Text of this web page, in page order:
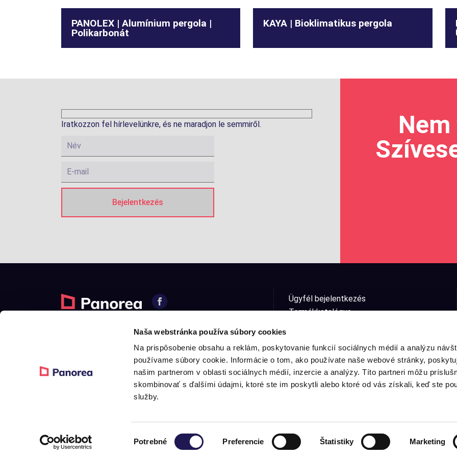
Naša webstránka používa súbory cookies
Na prispôsobenie obsahu a reklám, poskytovanie funkcií sociálnych médií a analýzu
používame súbory cookie. Informácie o tom, ako používate naše webové stránky,
našim partnerom v oblasti sociálnych médií, inzercie a analýzy. Títo partneri môžu
skombinovať s ďalšími údajmi, ktoré ste im poskytli alebo ktoré od vás získali, keď ste
služby.
Potrebné Preferencie Štatistiky Marketing
PANOLEX | Alumínium pergola |
Polikarbonát
KAYA | Bioklimatikus pergola
Iratkozzon fel hírlevelünkre, és ne maradjon le semmiről.
© 2026 Panorea. Minden jog fenntartva.
Ügyfél bejelentkezés
Termékkatalógus
Áruk visszaküldése az e-shop
Panasz űrlap
Adatvédelmi nyilatkozat
Cookie-beállítások